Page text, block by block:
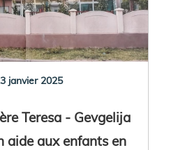
janvier 2025
Teresa - Gevgelija
aide aux enfants en